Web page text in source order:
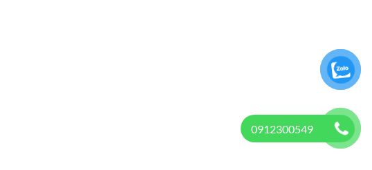
0912300549